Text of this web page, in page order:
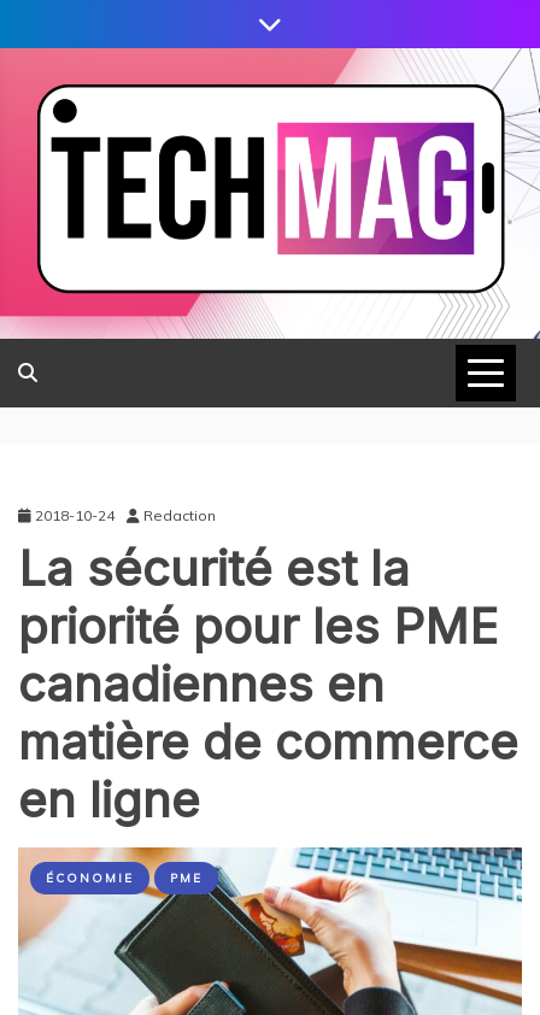
2018-10-24 Redaction
La sécurité est la
priorité pour les PME
canadiennes en
matière de commerce
en ligne
ÉCONOMIE PME